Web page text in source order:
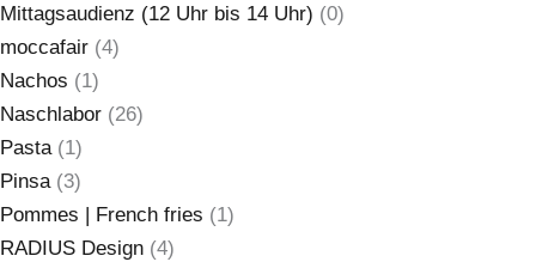
Mittagsaudienz (12 Uhr bis 14 Uhr) (0)
moccafair (4)
Nachos (1)
Naschlabor (26)
Pasta (1)
Pinsa (3)
Pommes | French fries (1)
RADIUS Design (4)